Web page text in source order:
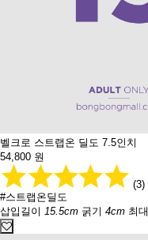
벨크로 스트랩온 딜도 7.5인치
54,800 원
(3)
#스트랩온딜도
삽입길이 15.5cm 굵기 4cm 최대